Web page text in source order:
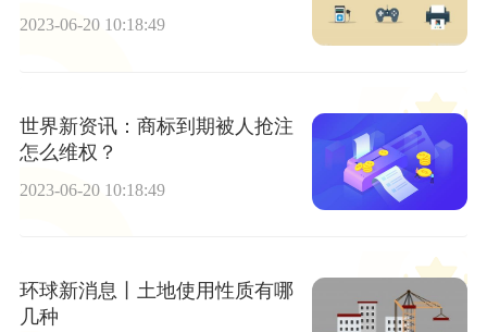
2023-06-20 10:18:49
世界新资讯：商标到期被人抢注
怎么维权？
2023-06-20 10:18:49
环球新消息丨土地使用性质有哪
几种